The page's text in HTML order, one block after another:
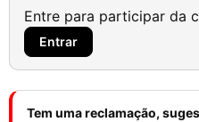
Entre para participar da
Entrar
Tem uma reclamação,